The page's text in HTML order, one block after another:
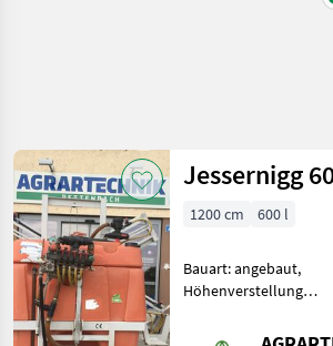
Kategorie 2 Land Filter
AKTUELLER
PFAD
Jessernigg
600 Liter 12
M
Zurücksetzen
Ergebnisse
anzeigen
Jessernigg
1200 cm 600 l
Bauart: angebaut,
Höhenverstellung
Inhalt 600 l 5